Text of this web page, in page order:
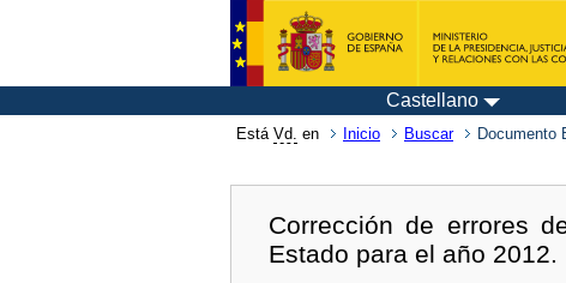
Castellano
Está Vd. en Inicio Buscar Documento
Corrección de errores
Estado para el año 2012.